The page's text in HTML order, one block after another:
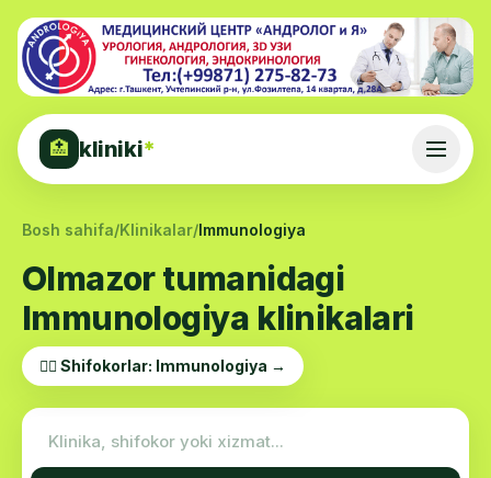
🏥 kliniki*
Bosh sahifa/Klinikalar/Immunologiya
Olmazor tumanidagi
Immunologiya klinikalari
👨‍⚕️ Shifokorlar: Immunologiya →